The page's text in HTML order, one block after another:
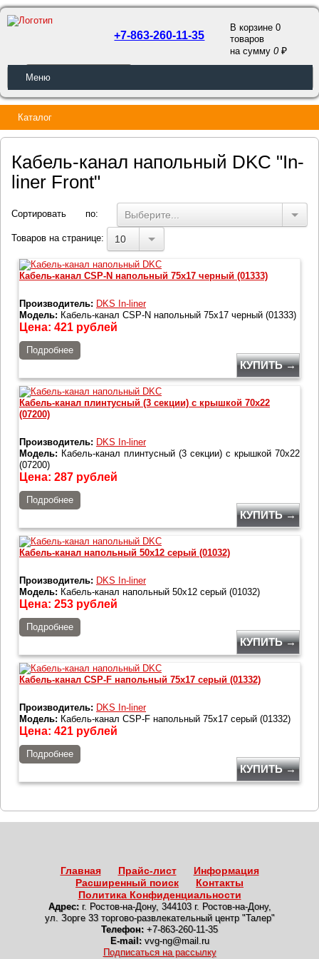
ОБРАТНЫЙ ЗВОНОК
+7-863-260-11-35
В корзине 0
товаров
на сумму0
Меню
Каталог
Кабель-канал напольный DKC "In-
liner Front"
Сортировать по: Выберите...
Товаров на странице: 10
Кабель-канал СSP-N напольный 75x17 черный (01333)
Производитель: DKS In-liner
Модель: Кабель-канал СSP-N напольный 75x17 черный (01333)
Цена: 421 рублей
Подробнее
КУПИТЬ →
Кабель-канал плинтусный (3 секции) с крышкой 70x22
(07200)
Производитель: DKS In-liner
Модель: Кабель-канал плинтусный (3 секции) с крышкой 70x22
(07200)
Цена: 287 рублей
Подробнее
КУПИТЬ →
Кабель-канал напольный 50x12 серый (01032)
Производитель: DKS In-liner
Модель: Кабель-канал напольный 50x12 серый (01032)
Цена: 253 рублей
Подробнее
КУПИТЬ →
Кабель-канал СSP-F напольный 75x17 серый (01332)
Производитель: DKS In-liner
Модель: Кабель-канал СSP-F напольный 75x17 серый (01332)
Цена: 421 рублей
Подробнее
КУПИТЬ →
Главная Прайс-лист
Информация
Расширенный поиск
Контакты
Политика Конфиденциальности
Адрес: г. Ростов-на-Дону, 344103 г. Ростов-на-Дону,
ул. Зорге 33 торгово-развлекательный центр "Талер"
Телефон: +7-863-260-11-35
E-mail: vvg-ng@mail.ru
Подписаться на рассылку